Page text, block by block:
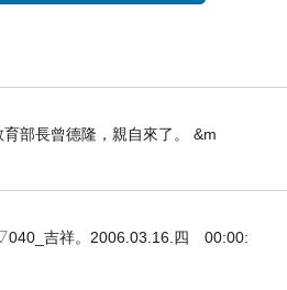
部長曾德隆，親自來了。 &m
吉祥。2006.03.16.四 00:00: